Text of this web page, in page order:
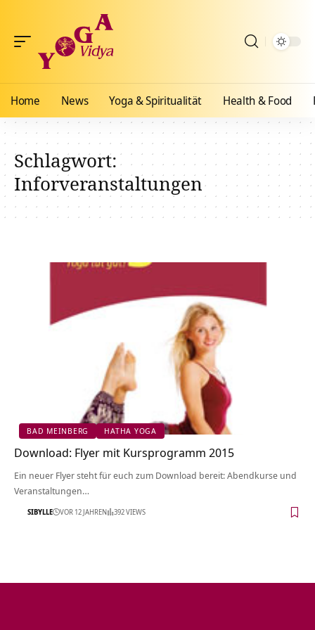
Home News Yoga & Spiritualität Health & Food
Schlagwort:
Inforveranstaltungen
BAD MEINBERG HATHA YOGA
Download: Flyer mit Kursprogramm 2015
Ein neuer Flyer steht für euch zum Download bereit: Abendkurse und
Veranstaltungen…
SIBYLLE VOR 12 JAHREN 392 VIEWS